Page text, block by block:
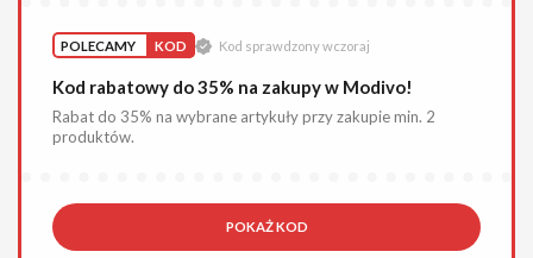
POLECAMY KOD Kod sprawdzony wczoraj
Kod rabatowy do 35% na zakupy w Modivo!
Rabat do 35% na wybrane artykuły przy zakupie min. 2
produktów.
POKAŻ KOD